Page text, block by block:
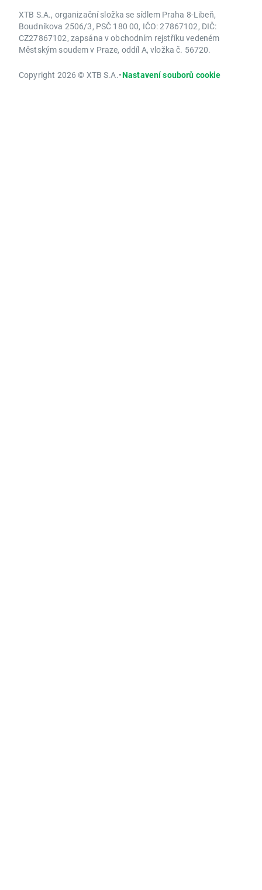
XTB S.A., organizační složka se sídlem Praha 8-Libeň,
Boudníkova 2506/3, PSČ 180 00, IČO: 27867102, DIČ:
CZ27867102, zapsána v obchodním rejstříku vedeném
Městským soudem v Praze, oddíl A, vložka č. 56720.
Copyright 2026 © XTB S.A.•Nastavení souborů cookie